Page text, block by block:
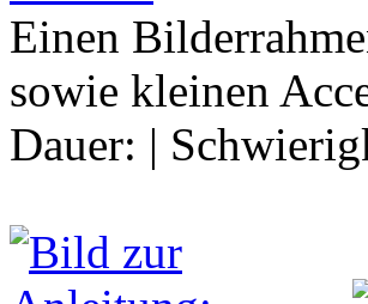
Einen
sowie kleinen
Dauer: |